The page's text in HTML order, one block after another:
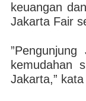
keuangan
Jakarta Fair
kemudahan
Jakarta,” kata